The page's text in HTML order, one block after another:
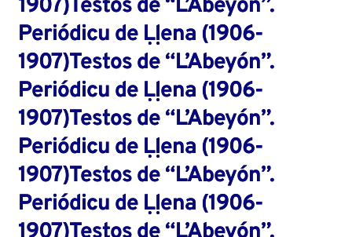
1907)Testos de “L’Abeyón”.
Periódicu de Ḷḷena (1906-
1907)Testos de “L’Abeyón”.
Periódicu de Ḷḷena (1906-
1907)Testos de “L’Abeyón”.
Periódicu de Ḷḷena (1906-
1907)Testos de “L’Abeyón”.
Periódicu de Ḷḷena (1906-